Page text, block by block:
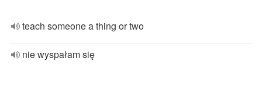
teach someone a thing or two
nie wyspałam się